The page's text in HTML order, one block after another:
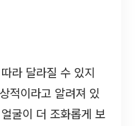
라 달라질 수 있지
적이라고 알려져 있
굴이 더 조화롭게 보